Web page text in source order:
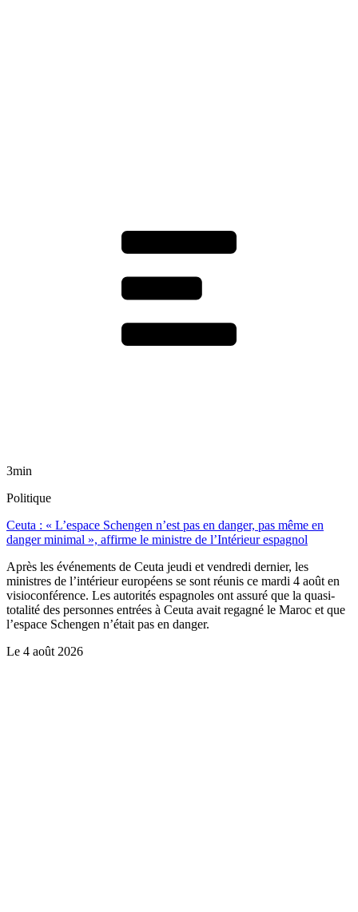
3min
Politique
Ceuta : « L’espace Schengen n’est pas en danger, pas même en
danger minimal », affirme le ministre de l’Intérieur espagnol
Après les événements de Ceuta jeudi et vendredi dernier, les
ministres de l’intérieur européens se sont réunis ce mardi 4 août en
visioconférence. Les autorités espagnoles ont assuré que la quasi-
totalité des personnes entrées à Ceuta avait regagné le Maroc et que
l’espace Schengen n’était pas en danger.
Le 4 août 2026